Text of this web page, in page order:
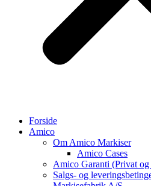
Forside
Amico
Om Amico Markiser
Amico Cases
Amico Garanti (Privat
Salgs- og